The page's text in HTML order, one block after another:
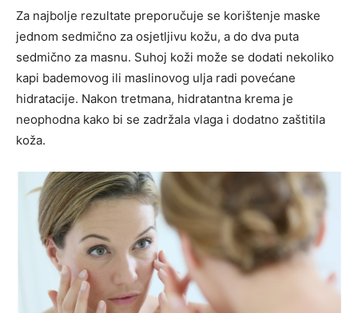
Za najbolje rezultate preporučuje se korištenje maske
jednom sedmično za osjetljivu kožu, a do dva puta
sedmično za masnu. Suhoj koži može se dodati nekoliko
kapi bademovog ili maslinovog ulja radi povećane
hidratacije. Nakon tretmana, hidratantna krema je
neophodna kako bi se zadržala vlaga i dodatno zaštitila
koža.